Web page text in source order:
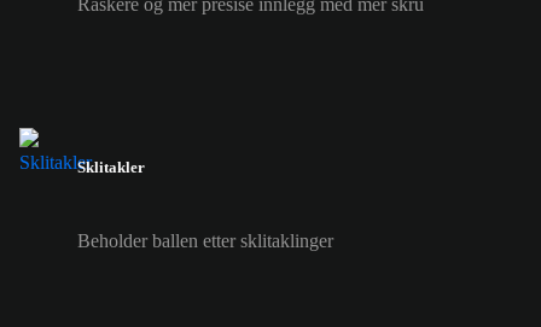
Sklitakler
Beholder ballen etter sklitaklinger